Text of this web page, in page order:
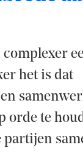
het is dat
orde te
partijen